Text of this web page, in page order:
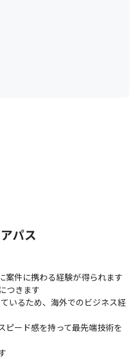
問題解決に取り組む風土が
にしており、交流が活発で
業のため、一緒にルールや雰
『SphereT01』
パス
案件に携わる経験が得られます
つきます
いるため、海外でのビジネス経
ピード感を持って最先端技術を